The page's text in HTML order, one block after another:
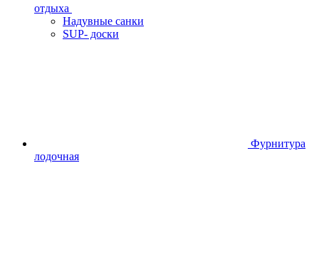
отдыха
Надувные санки
SUP- доски
Фурнитура
лодочная